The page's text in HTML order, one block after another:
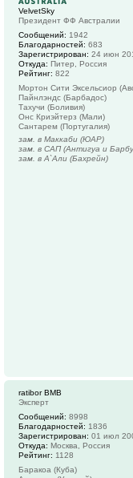
VelvetSky
Президент ФФ Австралии
Сообщений: 1942
Благодарностей: 683
Зарегистрирован: 24 июн
Откуда: Питер, Россия
Рейтинг: 822
Мортон Сити Эксельсиор
Пайнлэндс (Барбадос)
Тахучи (Боливия)
Онс Криэйтерз (Мали)
Сантарем (Португалия)
зам. в Маккаби (ЮАР)
зам. в САП (Антигуа и
зам. в А`Али (Бахрейн)
ratibor BMB
Эксперт
Сообщений: 8998
Благодарностей: 1836
Зарегистрирован: 01 июл
Откуда: Москва, Россия
Рейтинг: 1128
Баракоа (Куба)